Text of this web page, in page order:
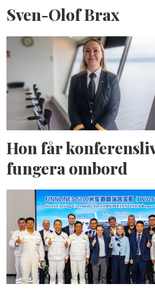
Sven-Olof Brax
Hon får
fungera ombord